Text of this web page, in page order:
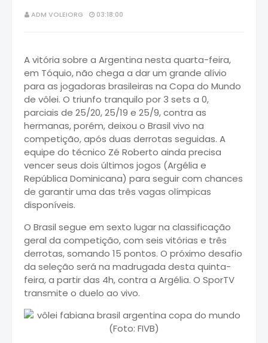
ADM VOLEIORG 03:18:00
A vitória sobre a Argentina nesta quarta-feira,
em Tóquio, não chega a dar um grande alívio
para as jogadoras brasileiras na Copa do Mundo
de vôlei. O triunfo tranquilo por 3 sets a 0,
parciais de 25/20, 25/19 e 25/9, contra as
hermanas, porém, deixou o Brasil vivo na
competição, após duas derrotas seguidas. A
equipe do técnico Zé Roberto ainda precisa
vencer seus dois últimos jogos (Argélia e
República Dominicana) para seguir com chances
de garantir uma das três vagas olímpicas
disponíveis.
O Brasil segue em sexto lugar na classificação
geral da competição, com seis vitórias e três
derrotas, somando 15 pontos. O próximo desafio
da seleção será na madrugada desta quinta-
feira, a partir das 4h, contra a Argélia. O SporTV
transmite o duelo ao vivo.